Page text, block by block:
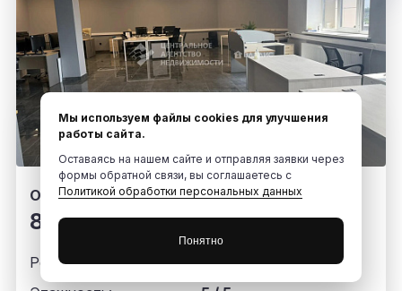
Объект 2226910
800руб.
Ремонт:
Евро
Мы используем файлы cookies для улучшения
работы сайта.
Оставаясь на нашем сайте и отправляя заявки через
формы обратной связи, вы соглашаетесь с
Политикой обработки персональных данных
Понятно